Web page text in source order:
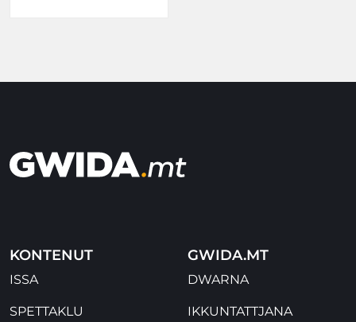
KONTENUT
ISSA
SPETTAKLU
GWIDA.MT
DWARNA
IKKUNTATTJANA